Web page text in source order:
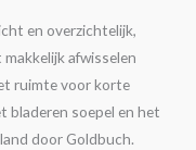
en overzichtelijk,
afwisselen
ruimte voor korte
bladeren soepel en het
door Goldbuch.